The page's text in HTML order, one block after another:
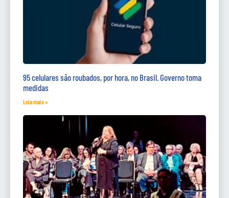
95 celulares são roubados, por hora, no Brasil. Governo toma
medidas
Leia mais »